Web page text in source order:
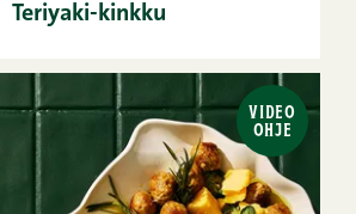
Teriyaki-kinkku
VIDEO
OHJE